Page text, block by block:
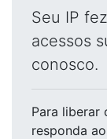
Seu IP
acessos
conosco.
Para liberar
responda